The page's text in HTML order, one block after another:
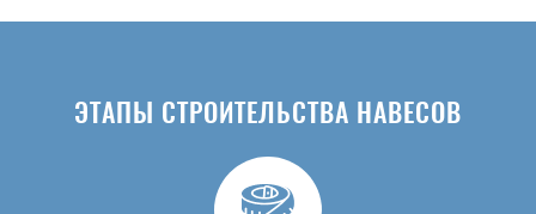
ЭТАПЫ СТРОИТЕЛЬСТВА НАВЕСОВ